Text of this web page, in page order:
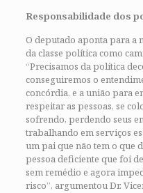
Responsabilidade dos
O deputado aponta para a
da classe política como
“Precisamos da política
conseguiremos o
concórdia, e a união para
respeitar as pessoas, se
sofrendo, perdendo seus
trabalhando em serviços
um pai que não tem o que
pessoa deficiente que foi
sem remédio e agora
risco”, argumentou Dr.